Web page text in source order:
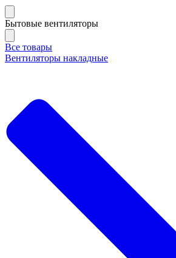
Бытовые вентиляторы
Все товары
Вентиляторы накладные